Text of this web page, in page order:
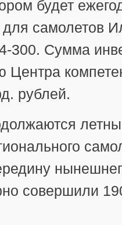
будет
для самолетов
300. Сумма
Центра
рублей.
совершили